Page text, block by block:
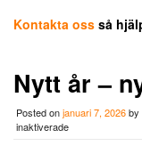
Kontakta oss så
Nytt år –
Posted onjanuari 7, 2026by
inaktiveradeför